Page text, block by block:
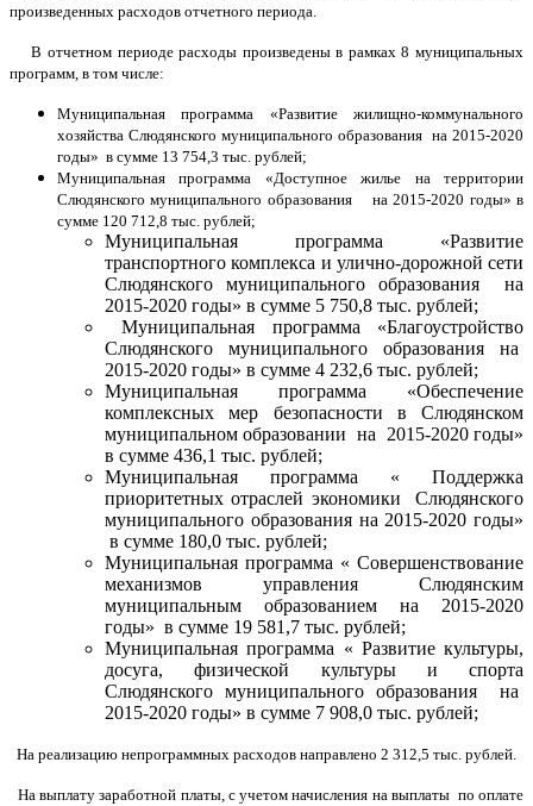
произведенных расходов отчетного периода.
В отчетном периоде расходы произведены в рамках 8 муниципальных
программ, в том числе:
Муниципальная программа «Развитие жилищно-коммунального
хозяйства Слюдянского муниципального образования на 2015-2020
годы» в сумме 13 754,3 тыс. рублей;
Муниципальная программа «Доступное жилье на территории
Слюдянского муниципального образования на 2015-2020 годы» в
сумме 120 712,8 тыс. рублей;
Муниципальная программа «Развитие
транспортного комплекса и улично-дорожной сети
Слюдянского муниципального образования на
2015-2020 годы» в сумме 5 750,8 тыс. рублей;
Муниципальная программа «Благоустройство
Слюдянского муниципального образования на
2015-2020 годы» в сумме 4 232,6 тыс. рублей;
Муниципальная программа «Обеспечение
комплексных мер безопасности в Слюдянском
муниципальном образовании на 2015-2020 годы»
в сумме 436,1 тыс. рублей;
Муниципальная программа « Поддержка
приоритетных отраслей экономики Слюдянского
муниципального образования на 2015-2020 годы»
в сумме 180,0 тыс. рублей;
Муниципальная программа « Совершенствование
механизмов управления Слюдянским
муниципальным образованием на 2015-2020
годы» в сумме 19 581,7 тыс. рублей;
Муниципальная программа « Развитие культуры,
досуга, физической культуры и спорта
Слюдянского муниципального образования на
2015-2020 годы» в сумме 7 908,0 тыс. рублей;
На реализацию непрограммных расходов направлено 2 312,5 тыс. рублей.
На выплату заработной платы, с учетом начисления на выплаты по оплате